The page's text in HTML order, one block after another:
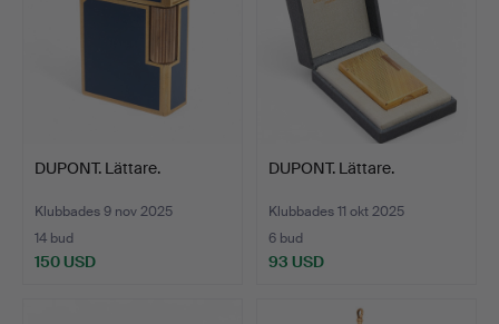
DUPONT. Lättare.
Klubbades 9 nov 2025
14 bud
150 USD
DUPONT. Lättare.
Klubbades 11 okt 2025
6 bud
93 USD